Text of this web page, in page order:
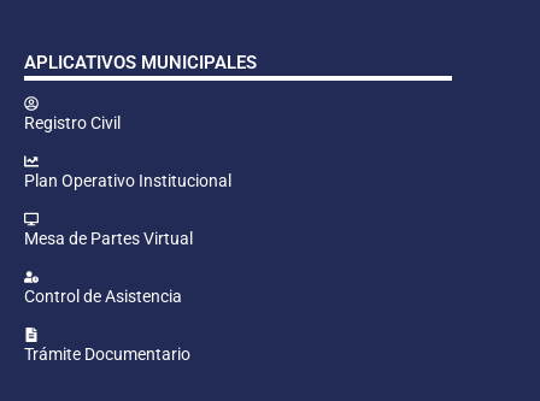
APLICATIVOS MUNICIPALES
Registro Civil
Plan Operativo Institucional
Mesa de Partes Virtual
Control de Asistencia
Trámite Documentario